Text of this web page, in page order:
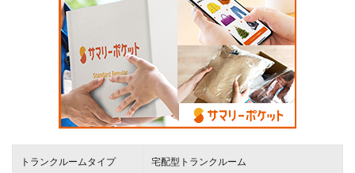
トランクルームタイプ 宅配型トランクルーム